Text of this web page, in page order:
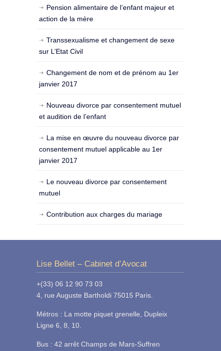
Pension alimentaire de l’enfant majeur et
action de la mère
Transsexualisme et changement de sexe
sur L’Etat Civil
Changement de nom et de prénom au 1er
janvier 2017
Nouveau divorce par consentement mutuel
et audition de l’enfant
La mise en œuvre du nouveau divorce par
consentement mutuel applicable au 1er
janvier 2017
Le nouveau divorce par consentement
mutuel
Contribution aux charges du mariage
Lise Bellet – Cabinet d’Avocat
+(33) 06 12 90 73 03
4, rue Auguste Bartholdi 75015 Paris.
Métros : La motte piquet grenelle, Dupleix
Ligne 6, 8, 10.
Bus : 42 arrêt Champs de Mars-Suffren